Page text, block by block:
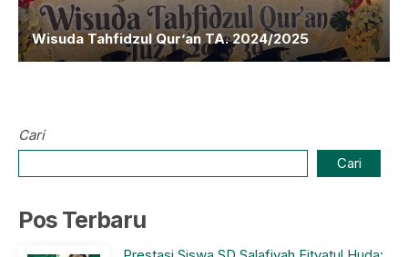
Wisuda Tahfidzul Qur’an TA. 2024/2025
Cari
Cari
Pos Terbaru